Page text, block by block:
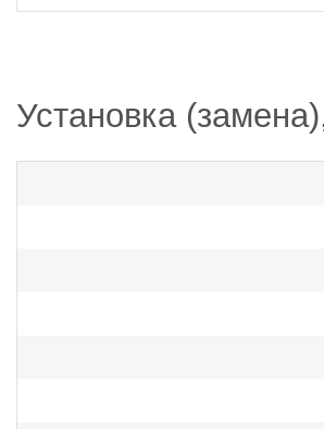
Установка